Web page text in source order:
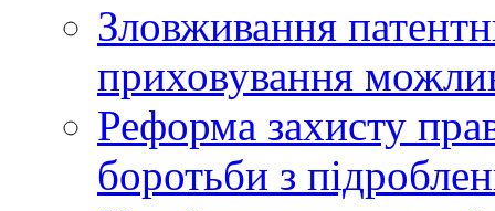
Зловживання
приховування
Реформа захисту
боротьби з